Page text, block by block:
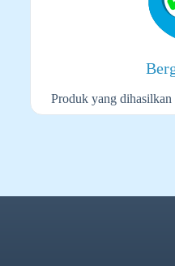
Produk yang dihasilkan